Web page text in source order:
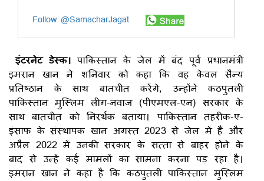
Follow @SamacharJagat
इंटरनेट डेस्क।पाकिस्तान के जेल में बंद पूर्व प्रधानमंत्री
इमरान खान ने शनिवार को कहा कि वह केवल सैन्य
प्रतिष्ठान के साथ बातचीत करेंगे, उन्होंने कठपुतली
पाकिस्तान मुस्लिम लीग-नवाज (पीएमएल-एन) सरकार के
साथ बातचीत को निरर्थक बताया। पाकिस्तान तहरीक-ए-
इंसाफ के संस्थापक खान अगस्त 2023 से जेल में हैं और
अप्रैल 2022 में उनकी सरकार के सत्ता से बाहर होने के
बाद से उन्हें कई मामलों का सामना करना पड़ रहा है।
इमरान खान ने कहा है कि कठपुतली पाकिस्तान मुस्लिम